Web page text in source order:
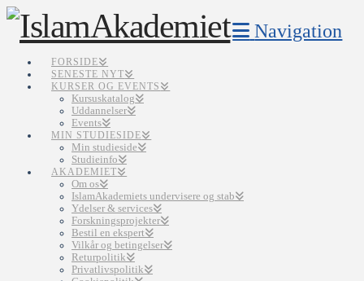
Navigation
FORSIDE
SENESTE NYT
KURSER OG EVENTS
Kursuskatalog
Uddannelser
Events
MIN STUDIESIDE
Min studieside
Studieinfo
AKADEMIET
Om os
IslamAkademiets undervisere og stab
Ydelser & services
Forskningsprojekter
Bestil en ekspert
Vilkår og betingelser
Returpolitik
Privatlivspolitik